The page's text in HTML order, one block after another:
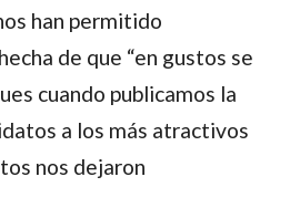
han permitido
de que “en gustos se
cuando publicamos la
a los más atractivos
nos dejaron